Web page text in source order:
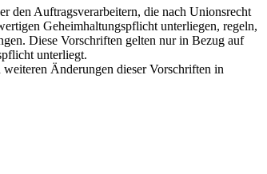
den Auftragsverarbeitern, die nach Unionsrecht
Geheimhaltungspflicht unterliegen, regeln,
Diese Vorschriften gelten nur in Bezug auf
unterliegt.
Änderungen dieser Vorschriften in